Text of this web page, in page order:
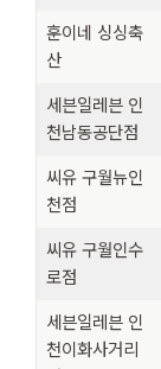
훈이네 싱싱축
산
세븐일레븐 인
천남동공단점
씨유 구월뉴인
천점
씨유 구월인수
로점
세븐일레븐 인
천이화사거리